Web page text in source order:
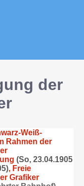
der
Weiß-
Rahmen der
(So, 23.04.1905
, Freie
Grafiker